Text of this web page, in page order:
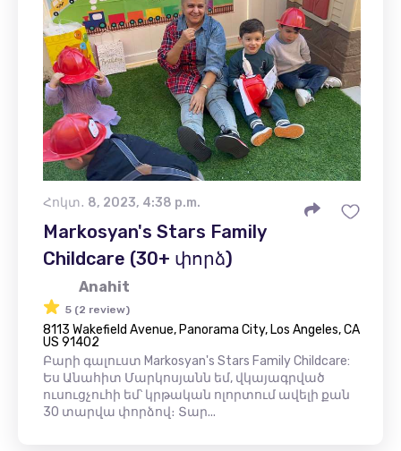
Հոկտ․ 8, 2023, 4:38 p.m.
Markosyan's Stars Family
Childcare (30+ փորձ)
Anahit
5 (2 review)
8113 Wakefield Avenue, Panorama City, Los Angeles, CA
US 91402
Բարի գալուստ Markosyan's Stars Family Childcare:
Ես Անահիտ Մարկոսյանն եմ, վկայագրված
ուսուցչուհի եմ՝ կրթական ոլորտում ավելի քան
30 տարվա փորձով։ Տար...